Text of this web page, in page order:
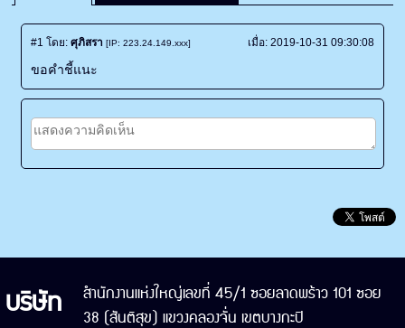
#1 โดย: ศุภิสรา [IP: 223.24.149.xxx] เมื่อ:2019-10-31 09:30:08
ขอคำชี้แนะ
บริษัท
สำนักงานแห่งใหญ่เลขที่ 45/1 ซอยลาดพร้าว 101 ซอย
38 (สันติสุข) แขวงคลองจั่น เขตบางกะปิ